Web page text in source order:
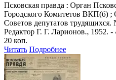
Псковская правда : Орган
Городского Комитетов ВКП(б) ;
Советов депутатов
Редактор Г. Г. Ларионов., 1952.
20 коп.
Читать Подробнее